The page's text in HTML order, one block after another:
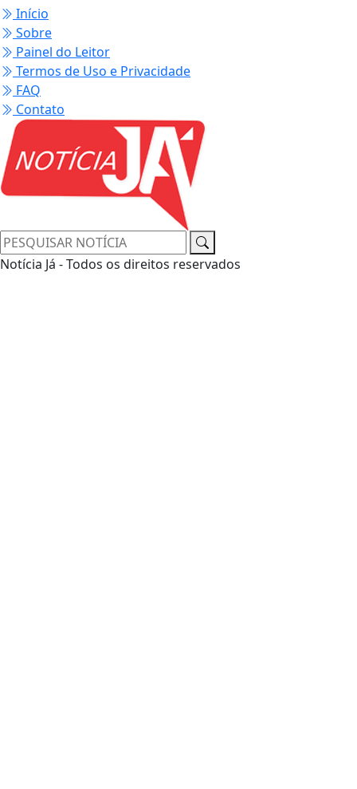
Início
Sobre
Painel do Leitor
Termos de Uso e Privacidade
FAQ
Contato
Notícia Já - Todos os direitos reservados